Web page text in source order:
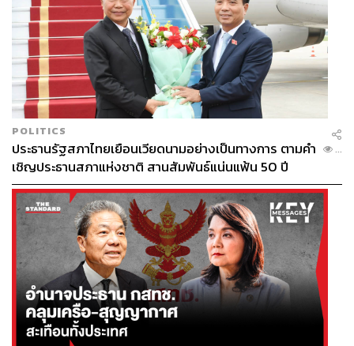
646
ABOUT THE AUTHOR
ถนัดกิจ จันกิเสน
Content Creator ประจำกองบรรณาธิการ
THE STANDARD WEALTH ผู้เสพติดโลก
ธุรกิจ การตลาด เทคโนโลยี และชอบสำรวจ
โลกออฟไลน์และออนไลน์มาถอดรหัสความ
เคลื่อนไหวให้เป็นเรื่องเข้าใจง่าย สนุก และได้
ไอเดียใหม่ๆ
ABOUT THE PHOTOGRAPHER
POLITICS
ประธานรัฐสภาไทยเยือนเวียดนามอย่างเป็นทางการ ตามคำ
เชิญประธานสภาแห่งชาติ สานสัมพันธ์แน่นแฟ้น 50 ปี
...